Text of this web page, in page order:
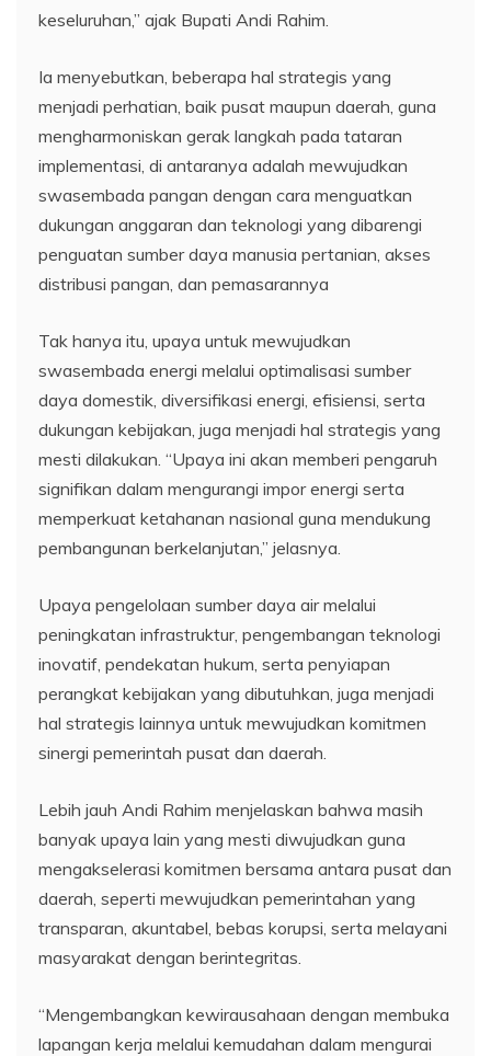
keseluruhan,” ajak Bupati Andi Rahim.
Ia menyebutkan, beberapa hal strategis yang
menjadi perhatian, baik pusat maupun daerah, guna
mengharmoniskan gerak langkah pada tataran
implementasi, di antaranya adalah mewujudkan
swasembada pangan dengan cara menguatkan
dukungan anggaran dan teknologi yang dibarengi
penguatan sumber daya manusia pertanian, akses
distribusi pangan, dan pemasarannya
Tak hanya itu, upaya untuk mewujudkan
swasembada energi melalui optimalisasi sumber
daya domestik, diversifikasi energi, efisiensi, serta
dukungan kebijakan, juga menjadi hal strategis yang
mesti dilakukan. “Upaya ini akan memberi pengaruh
signifikan dalam mengurangi impor energi serta
memperkuat ketahanan nasional guna mendukung
pembangunan berkelanjutan,” jelasnya.
Upaya pengelolaan sumber daya air melalui
peningkatan infrastruktur, pengembangan teknologi
inovatif, pendekatan hukum, serta penyiapan
perangkat kebijakan yang dibutuhkan, juga menjadi
hal strategis lainnya untuk mewujudkan komitmen
sinergi pemerintah pusat dan daerah.
Lebih jauh Andi Rahim menjelaskan bahwa masih
banyak upaya lain yang mesti diwujudkan guna
mengakselerasi komitmen bersama antara pusat dan
daerah, seperti mewujudkan pemerintahan yang
transparan, akuntabel, bebas korupsi, serta melayani
masyarakat dengan berintegritas.
“Mengembangkan kewirausahaan dengan membuka
lapangan kerja melalui kemudahan dalam mengurai